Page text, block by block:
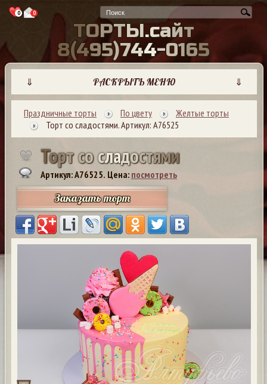
0 0
ТОРТЫ.сайт
8(495)744-0165
⇓ РАСКРЫТЬ МЕНЮ ⇓
Праздничные торты По цвету
Желтые торты
Торт со сладостями. Артикул: А76525
Тортсосладостями
Артикул: A76525. Цена: посмотреть
Заказать торт